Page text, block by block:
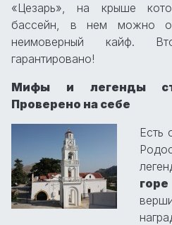
«Цезарь», на крыше
бассейн, в нем можно
неимоверный кайф.
гарантировано!
Мифы и легенды
Проверено на себе
Есть